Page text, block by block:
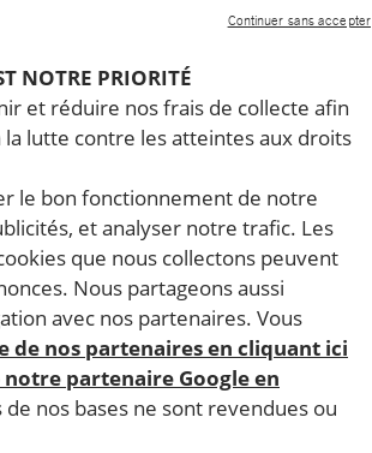
NOTRE PRIORITÉ
et réduire nos frais de collecte afin
lutte contre les atteintes aux droits
le bon fonctionnement de notre
et analyser notre trafic. Les
que nous collectons peuvent
Nous partageons aussi
avec nos partenaires. Vous
de nos partenaires en cliquant ici
partenaire Google en
de nos bases ne sont revendues ou
Continuer sans accepter